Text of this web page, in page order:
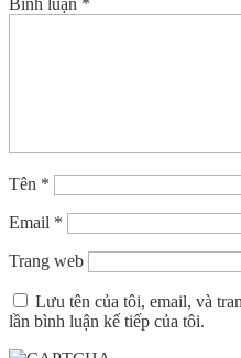
Bình luận *
Tên *
Email *
Trang web
Lưu tên của tôi, email, và
lần bình luận kế tiếp của tôi.